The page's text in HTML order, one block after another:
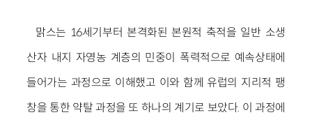
맑스는 16세기부터 본격화된 본원적 축적을 일반 소생
산자 내지 자영농 계층의 민중이 폭력적으로 예속상태에
들어가는 과정으로 이해했고 이와 함께 유럽의 지리적 팽
창을 통한 약탈 과정을 또 하나의 계기로 보았다. 이 과정에